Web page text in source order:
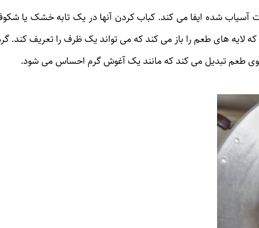
شده ایفا می کند. کباب کردن آنها در یک تابه خشک یا
های طعم را باز می کند که می تواند یک ظرف را تعریف کند.
طعم تبدیل می کند که مانند یک آغوش گرم احساس می شود.